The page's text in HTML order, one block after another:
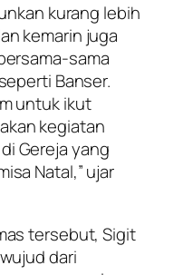
kurang lebih
kemarin juga
sama
Banser.
untuk ikut
kegiatan
Gereja yang
Natal,” ujar
tersebut, Sigit
dari